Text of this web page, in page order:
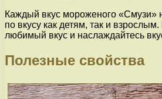
Каждый вкус мороженого «Смузи»
по вкусу как детям, так и
любимый вкус и наслаждайтесь
Полезные свойства